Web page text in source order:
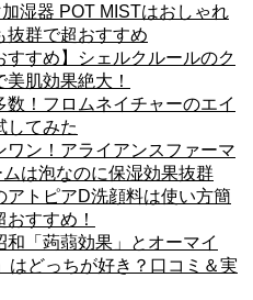
湿器 POT MISTはおしゃれ
抜群で超おすすめ
すすめ】シェルクルールのク
肌効果絶大！
数！フロムネイチャーのエイ
してみた
ワン！アライアンスファーマ
は泡なのに保湿効果抜群
アトピアD洗顔料は使い方簡
すすめ！
「蒟蒻効果」とオーマイ
はどっちが好き？口コミ＆実